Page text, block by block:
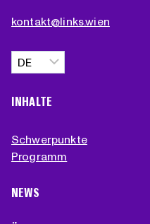
kontakt@links.wien
Sprache
auswählen
INHALTE
Schwerpunkte
Programm
NEWS